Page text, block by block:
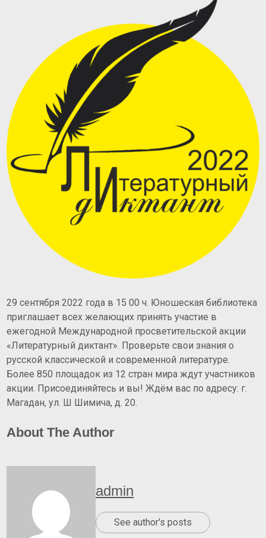
29 сентября 2022 года в 15 00 ч. Юношеская библиотека
приглашает всех желающих принять участие в
ежегодной Международной просветительской акции
«Литературный диктант». Проверьте свои знания о
русской классической и современной литературе.
Более 850 площадок из 12 стран мира ждут участников
акции. Присоединяйтесь и вы! Ждём вас по адресу: г.
Магадан, ул. Ш Шимича, д. 20.
About The Author
admin
See author's posts